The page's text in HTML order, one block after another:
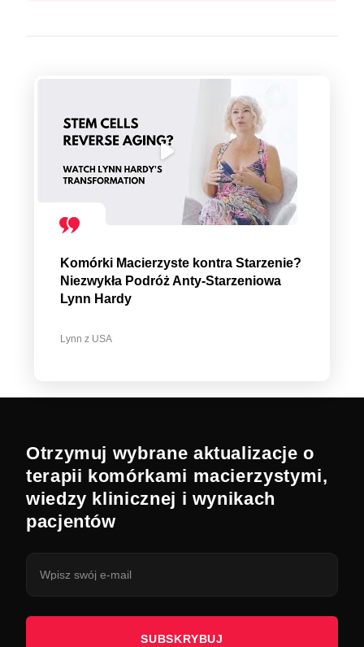
Komórki Macierzyste kontra Starzenie?
Niezwykła Podróż Anty-Starzeniowa
Lynn Hardy
Lynn z USA
Otrzymuj wybrane aktualizacje o
terapii komórkami macierzystymi,
wiedzy klinicznej i wynikach
pacjentów
SUBSKRYBUJ